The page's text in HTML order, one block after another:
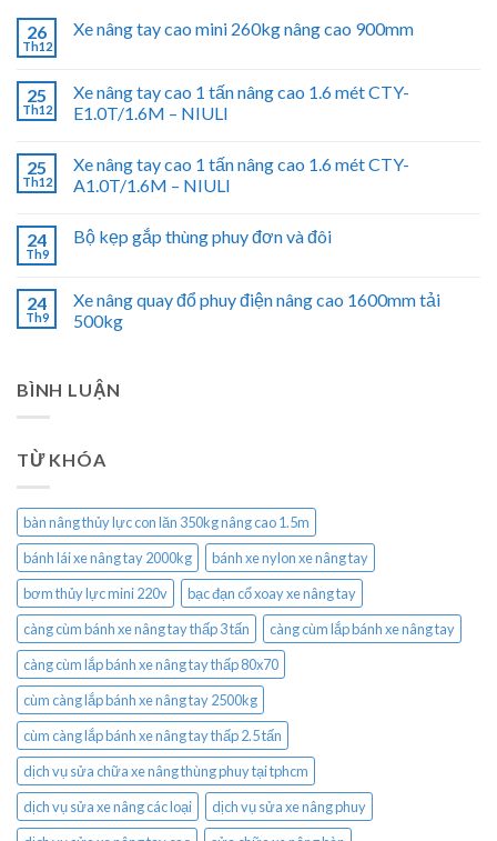
26
Th12
Xe nâng tay cao mini 260kg nâng cao 900mm
25
Th12
Xe nâng tay cao 1 tấn nâng cao 1.6 mét CTY-
E1.0T/1.6M – NIULI
25
Th12
Xe nâng tay cao 1 tấn nâng cao 1.6 mét CTY-
A1.0T/1.6M – NIULI
24
Th9
Bộ kẹp gắp thùng phuy đơn và đôi
24
Th9
Xe nâng quay đổ phuy điện nâng cao 1600mm tải
500kg
BÌNH LUẬN
TỪ KHÓA
bàn nâng thủy lực con lăn 350kg nâng cao 1.5m
bánh lái xe nâng tay 2000kg
bánh xe nylon xe nâng tay
bơm thủy lực mini 220v
bạc đạn cổ xoay xe nâng tay
càng cùm bánh xe nâng tay thấp 3 tấn
càng cùm lắp bánh xe nâng tay
càng cùm lắp bánh xe nâng tay thấp 80x70
cùm càng lắp bánh xe nâng tay 2500kg
cùm càng lắp bánh xe nâng tay thấp 2.5 tấn
dịch vụ sửa chữa xe nâng thùng phuy tại tphcm
dịch vụ sửa xe nâng các loại
dịch vụ sửa xe nâng phuy